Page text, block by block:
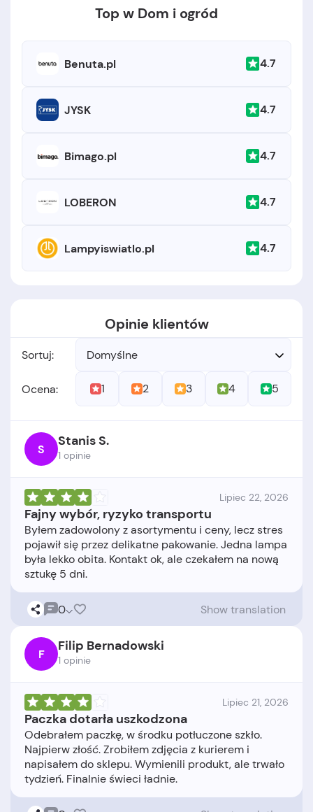
Top w Dom i ogród
Benuta.pl 4.7
JYSK 4.7
Bimago.pl 4.7
LOBERON 4.7
Lampyiswiatlo.pl 4.7
Opinie klientów
Sortuj: Domyślne
Ocena: 1 2 3 4 5
S Stanis S.
1 opinie
Lipiec 22, 2026
Fajny wybór, ryzyko transportu
Byłem zadowolony z asortymentu i ceny, lecz stres
pojawił się przez delikatne pakowanie. Jedna lampa
była lekko obita. Kontakt ok, ale czekałem na nową
0 Show translation
F Filip Bernadowski
1 opinie
Lipiec 21, 2026
Paczka dotarła uszkodzona
Odebrałem paczkę, w środku potłuczone szkło.
Najpierw złość. Zrobiłem zdjęcia z kurierem i
napisałem do sklepu. Wymienili produkt, ale trwało